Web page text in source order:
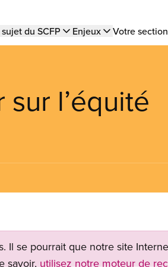
du SCFP Enjeux Votre
l’équité
Il se pourrait que notre site
savoir, utilisez notre moteur de